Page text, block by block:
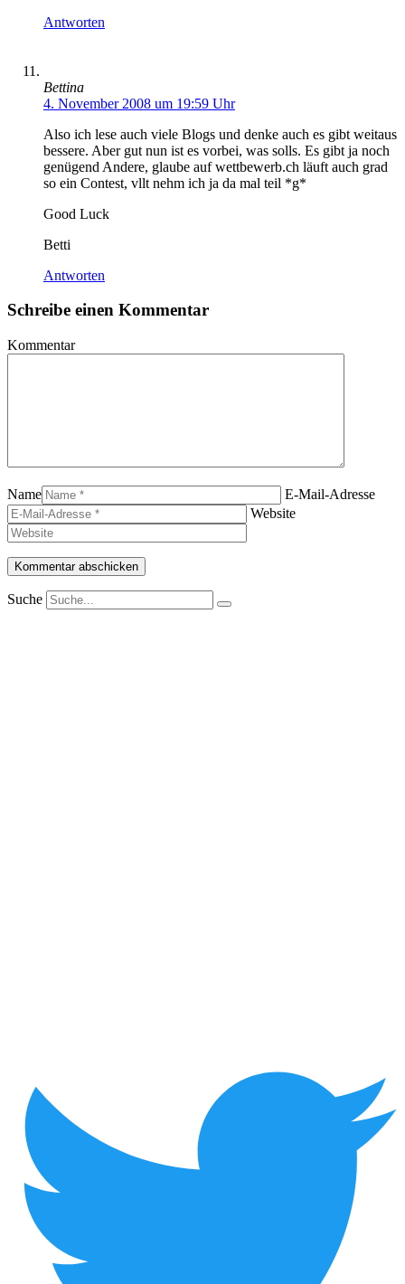
Antworten
Bettina
4. November 2008 um 19:59 Uhr
Also ich lese auch viele Blogs und denke auch es gibt weitaus
bessere. Aber gut nun ist es vorbei, was solls. Es gibt ja noch
genügend Andere, glaube auf wettbewerb.ch läuft auch grad
so ein Contest, vllt nehm ich ja da mal teil *g*
Good Luck
Betti
Antworten
Schreibe einen Kommentar
Kommentar
Name
E-Mail-Adresse
Website
Suche